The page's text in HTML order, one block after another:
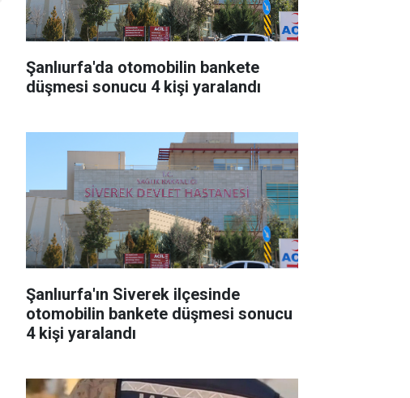
Şanlıurfa'da otomobilin bankete
düşmesi sonucu 4 kişi yaralandı
Şanlıurfa'ın Siverek ilçesinde
otomobilin bankete düşmesi sonucu
4 kişi yaralandı